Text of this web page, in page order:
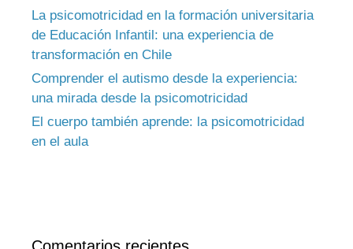
La psicomotricidad en la formación universitaria
de Educación Infantil: una experiencia de
transformación en Chile
Comprender el autismo desde la experiencia:
una mirada desde la psicomotricidad
El cuerpo también aprende: la psicomotricidad
en el aula